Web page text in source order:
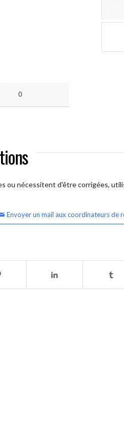
0
ou nécessitent d'être corrigées,
Envoyer un mail aux coordinateurs de